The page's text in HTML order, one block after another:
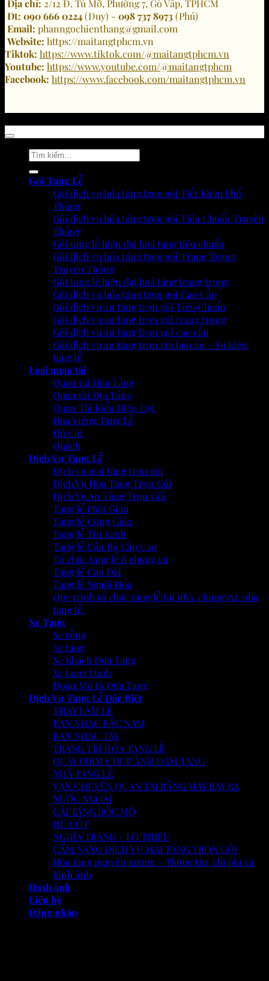
Địa chỉ: 2/12 Đ. Tú Mỡ, Phường 7, Gò Vấp, TPHCM
Đt: 090 666 0224(Duy) - 098 737 8973(Phú)
Email: phanngochienthang@gmail.com
Website: https://maitangtphcm.vn
Tiktok: https://www.tiktok.com/@maitangtphcm.vn
Youtube: https://www.youtube.com/@maitangtphcm
Facebook: https://www.facebook.com/maitangtphcm.vn
Tìm
Gói Tang Lễ
Gói dịch vụ hỏa táng trọn gói Tiết Kiệm Phổ
Thông
Gói dịch vụ hỏa táng trọn gói Tiêu Chuẩn Truyền
Thống
Gói tang lễ hiện đại hoả táng tiêu chuẩn
Gói dịch vụ hỏa táng trọn gói Trang Trọng
Truyền Thống
Gói tang lễ hiện đại hoả táng trang trọng
Gói dịch vụ hỏa táng trọn gói Cao Cấp
Gói dịch vụ an táng trọn gói Tiêu Chuẩn
Gói dịch vụ an táng trọn gói trang trọng
Gói dịch vụ an táng trọn gói cao cấp
Gói dịch vụ an táng trọn gói báo ân – Sự kiện
tang lễ
Loại quan tài
Quan tài Hỏa Táng
Quan tài Địa Táng
Quan Tài Kiểu Hiện Đại
Hoa Viếng Tang Lễ
Hũ Cốt
Quách
Dịch Vụ Tang Lễ
Dịch vụ mai táng trọn gói
Dịch Vụ Hỏa Táng Trọn Gói
Dịch Vụ An Táng Trọn Gói
Tang lễ Phật Giáo
Tang lễ Công Giáo
Tang lễ Tin Lành
Tang lễ Cán Bộ Cấp Cao
Tổ chức tang lễ ở chung cư
Tang lễ Cao Đài
Tang lễ Người Hoa
Quy trình tổ chức tang lễ tại nhà, chung cư, nhà
tang lễ.
Xe Tang
Xe rồng
Xe tang
Xe Khách Đưa Tang
Xe Long Đình
Đoàn Mô tô Đưa Tang
Dịch Vụ Tang Lễ Đặc Biệt
THẦY LÀM LỄ
BAN NHẠC BẮC NAM
BAN NHẠC TÂY
TRANG TRÍ HOA TANG LỄ
QUAY PHIM CHỤP ẢNH ĐÁM TANG
NHÀ TANG LỄ
VẬN CHUYỂN QUAN TÀI BẰNG MÁY BAY RA
NƯỚC NGOÀI
CẢI TÁNG BỐC MỘ
HŨ CỐT
NGHĨA TRANG – LÒ THIÊU
CẨM NANG DỊCH VỤ MAI TÁNG TRỌN GÓI
Hỏa táng nguyên xương – Thông tin, chi phí và
hình ảnh
Hình ảnh
Liên hệ
Đăng nhập